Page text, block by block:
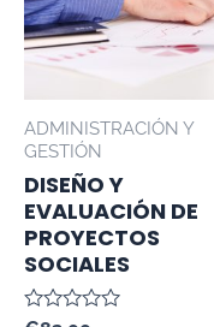
ADMINISTRACIÓN Y
GESTIÓN
DISEÑO Y
EVALUACIÓN DE
PROYECTOS
SOCIALES